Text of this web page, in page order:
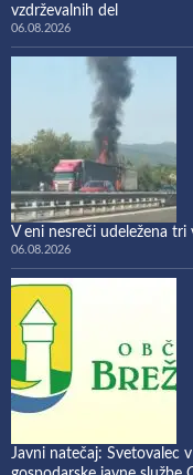
vzdrževalnih del
06.08.2026
V eni nesreči udeležena
06.08.2026
Javni natečaj: Svetovalec